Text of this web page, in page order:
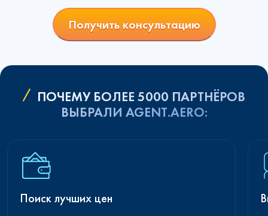
Получить консультацию
ПОЧЕМУ БОЛЕЕ 5000 ПАРТНЁРОВ
ВЫБРАЛИ AGENT.AERO:
Поиск лучших цен